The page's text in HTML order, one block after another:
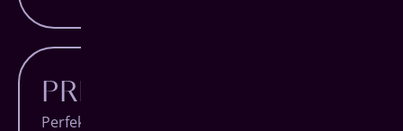
PREISWERTER
Perfekter Zahnersatz in Haiger ist eine